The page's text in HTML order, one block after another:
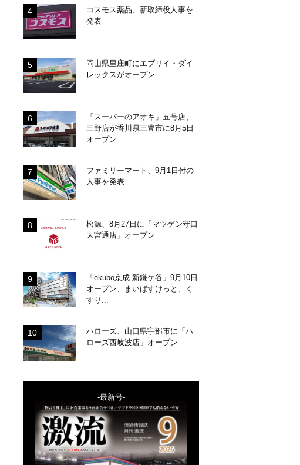
コスモス薬品、新取締役人事を
発表
岡山県里庄町にエブリイ・ダイ
レックスがオープン
「スーパーのアオキ」五号店、
三野店が香川県三豊市に8月5日
オープン
ファミリーマート、9月1日付の
人事を発表
松源、8月27日に「マツゲン守口
大宮通店」オープン
「ekubo京成 新鎌ケ谷」9月10日
オープン、まいばすけっと、く
すり...
ハローズ、山口県宇部市に「ハ
ローズ西岐波店」オープン
-最新号-